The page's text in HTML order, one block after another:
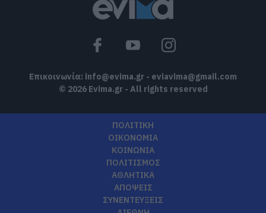
Επικοινωνία: info@evima.gr - eviavima@gmail.com
© 2026 Evima.gr - All rights reserved
ΠΟΛΙΤΙΚΗ
ΟΙΚΟΝΟΜΙΑ
ΚΟΙΝΩΝΙΑ
ΠΟΛΙΤΙΣΜΟΣ
ΑΘΛΗΤΙΚΑ
ΑΠΟΨΕΙΣ
ΣΥΝΕΝΤΕΥΞΕΙΣ